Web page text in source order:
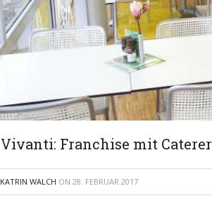
Vivanti: Franchise mit Caterer
KATRIN WALCH ON 28. FEBRUAR 2017